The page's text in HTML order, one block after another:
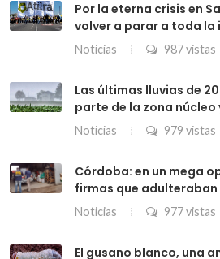
Por la eterna crisis en
volver a parar a toda
Noticias 987 vistas
Las últimas lluvias de
parte de la zona núcleo
Noticias 979 vistas
Córdoba: en un mega
firmas que
Noticias 977 vistas
El gusano blanco, una